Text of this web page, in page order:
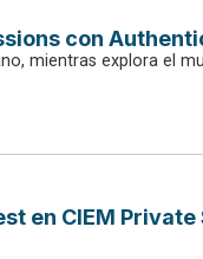
con
mientras explora el
en CIEM Private